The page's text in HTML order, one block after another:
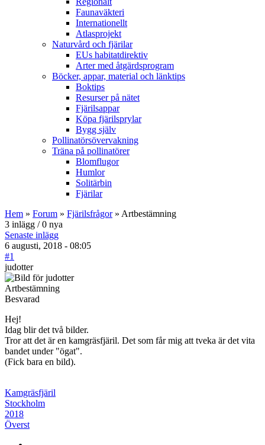
Faunaväkteri
Internationellt
Atlasprojekt
Naturvård och fjärilar
EUs habitatdirektiv
Arter med åtgärdsprogram
Böcker, appar, material och länktips
Boktips
Resurser på nätet
Fjärilsappar
Köpa fjärilsprylar
Bygg själv
Pollinatörsövervakning
Träna på pollinatörer
Blomflugor
Humlor
Solitärbin
Fjärilar
Hem » Forum » Fjärilsfrågor» Artbestämning
3 inlägg / 0 nya
Senaste inlägg
6 augusti, 2018 - 08:05
#1
judotter
Artbestämning
Besvarad
Hej!
Idag blir det två bilder.
Tror att det är en kamgräsfjäril. Det som får mig att tveka är det vita
bandet under "ögat".
(Fick bara en bild).
Kamgräsfjäril
Stockholm
2018
Överst